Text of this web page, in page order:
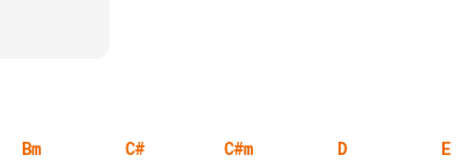
Bm C# C#m D E